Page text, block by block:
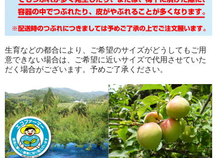
生育などの都合により、ご希望のサイズがどうしてもご用
意できない場合は、ご希望に近いサイズで代用させていた
だく場合がございます。予めご了承ください。